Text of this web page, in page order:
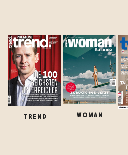
TREND WOMAN